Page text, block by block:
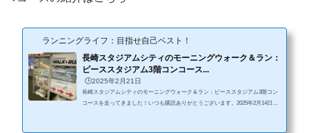
ランニングライフ：目指せ自己ベスト！
長崎スタジアムシティのモーニングウォーク＆ラン：
ピーススタジアム3階コンコース...
🕒️2025年2月21日
長崎スタジアムシティのモーニングウォーク＆ラン：ピーススタジアム3階コン
コースを走ってきました！いつも購読ありがとうございます。2025年2月14日か